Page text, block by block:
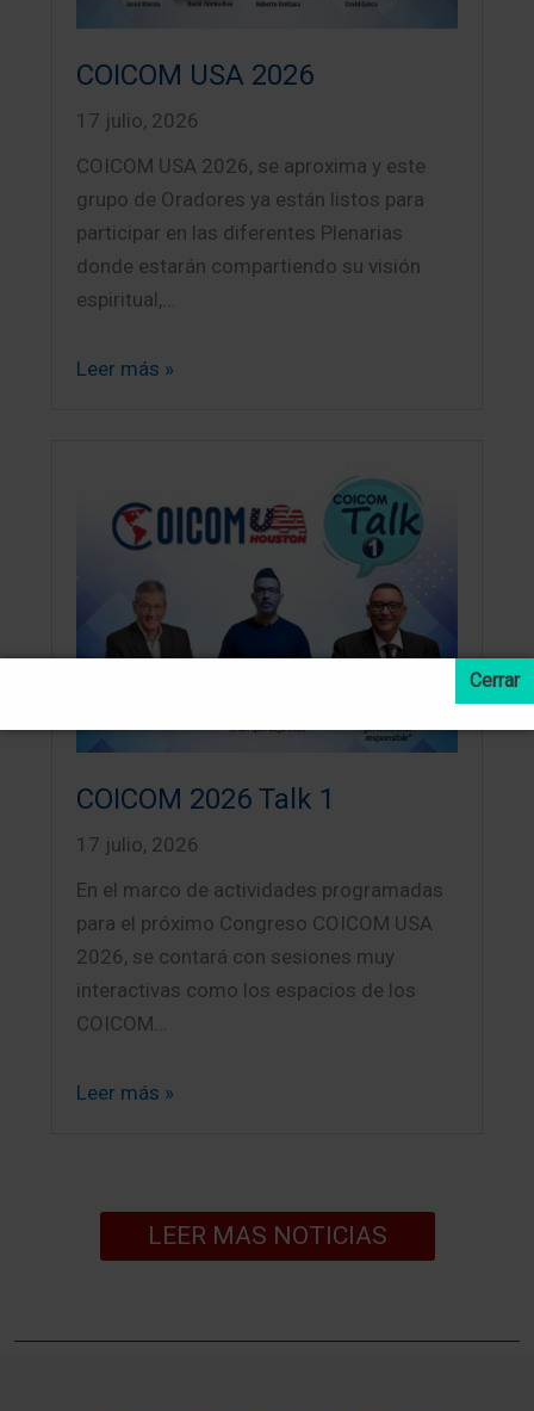
COICOM USA 2026
17 julio, 2026
COICOM USA 2026, se aproxima y este
grupo de Oradores ya están listos para
participar en las diferentes Plenarias
donde estarán compartiendo su visión
espiritual,…
Leer más »
COICOM 2026 Talk 1
17 julio, 2026
En el marco de actividades programadas
para el próximo Congreso COICOM USA
2026, se contará con sesiones muy
interactivas como los espacios de los
COICOM…
Leer más »
LEER MAS NOTICIAS